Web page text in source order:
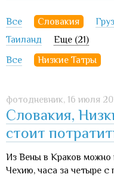
Все Словакия
Таиланд
Еще (21)
Все
Низкие Татры
фотодневник, 16 июля
Словакия,
стоит
Из Вены в Краков можно
Чехию, часа за четыре с